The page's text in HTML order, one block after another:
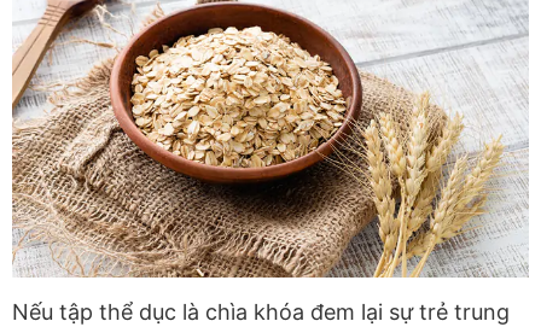
Nếu tập thể dục là chìa khóa đem lại sự trẻ trung